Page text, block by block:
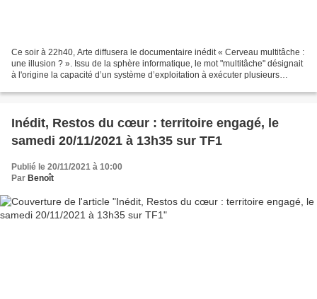
Ce soir à 22h40, Arte diffusera le documentaire inédit « Cerveau multitâche :
une illusion ? ». Issu de la sphère informatique, le mot "multitâche" désignait
à l'origine la capacité d’un système d’exploitation à exécuter plusieurs
Inédit, Restos du cœur : territoire engagé, le
samedi 20/11/2021 à 13h35 sur TF1
Publié le 20/11/2021 à 10:00
Par Benoît